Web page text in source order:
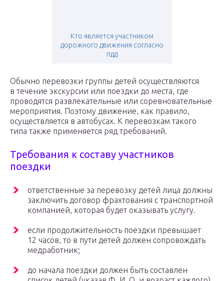
Кто является участником
дорожного движения согласно
пдд
Обычно перевозки группы детей осуществляются
в течение экскурсии или поездки до места, где
проводятся развлекательные или соревновательные
мероприятия. Поэтому движение, как правило,
осуществляется в автобусах. К перевозкам такого
типа также применяется ряд требований.
Требования к составу участников
поездки
ответственные за перевозку детей лица должны
заключить договор фрахтования с транспортной
компанией, которая будет оказывать услугу.
если продолжительность поездки превышает
12 часов, то в пути детей должен сопровождать
медработник;
до начала поездки должен быть составлен